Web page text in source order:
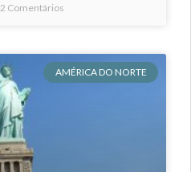
2 Comentários
AMÉRICA DO NORTE